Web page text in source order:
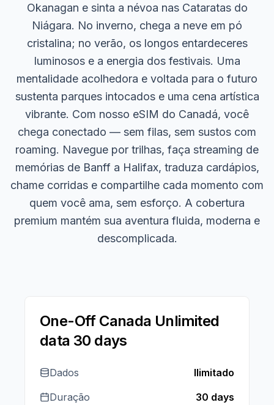
Okanagan e sinta a névoa nas Cataratas do
Niágara. No inverno, chega a neve em pó
cristalina; no verão, os longos entardeceres
luminosos e a energia dos festivais. Uma
mentalidade acolhedora e voltada para o futuro
sustenta parques intocados e uma cena artística
vibrante. Com nosso eSIM do Canadá, você
chega conectado — sem filas, sem sustos com
roaming. Navegue por trilhas, faça streaming de
memórias de Banff a Halifax, traduza cardápios,
chame corridas e compartilhe cada momento com
quem você ama, sem esforço. A cobertura
premium mantém sua aventura fluida, moderna e
descomplicada.
One-Off Canada Unlimited
data 30 days
Dados
Ilimitado
Duração
30 days